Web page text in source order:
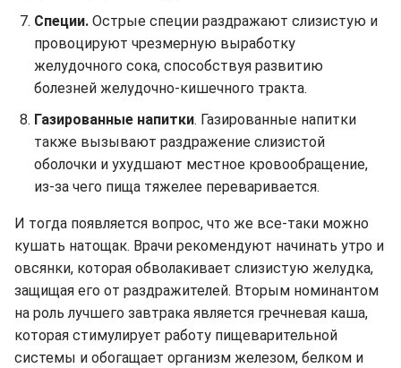
Специи. Острые специи раздражают слизистую и
провоцируют чрезмерную выработку
желудочного сока, способствуя развитию
болезней желудочно-кишечного тракта.
Газированные напитки. Газированные напитки
также вызывают раздражение слизистой
оболочки и ухудшают местное кровообращение,
из-за чего пища тяжелее переваривается.
И тогда появляется вопрос, что же все-таки можно
кушать натощак. Врачи рекомендуют начинать утро и
овсянки, которая обволакивает слизистую желудка,
защищая его от раздражителей. Вторым номинантом
на роль лучшего завтрака является гречневая каша,
которая стимулирует работу пищеварительной
системы и обогащает организм железом, белком и